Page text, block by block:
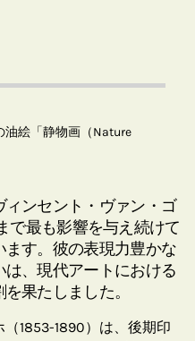
油絵「静物画（Nature
ンセント・ヴァン・ゴ
で最も影響を与え続けて
す。彼の表現力豊かな
、現代アートにおける
果たしました。
1853-1890）は、後期印